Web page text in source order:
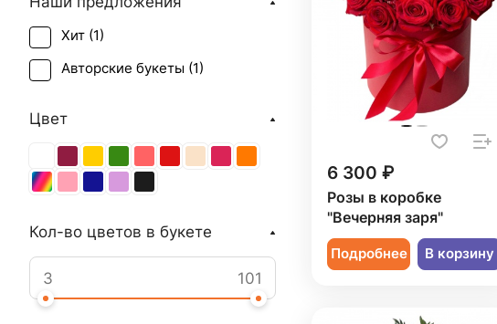
6 300 ₽
Розы в коробке
"Вечерняя заря"
Подробнее В корзину
Хит (1)
Авторские букеты (1)
Цвет
Кол-во цветов в букете